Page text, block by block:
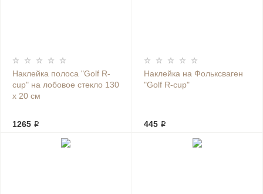
Наклейка полоса "Golf R-
cup" на лобовое стекло 130
х 20 см
1265 ₽
Наклейка на Фольксваген
"Golf R-cup"
445 ₽